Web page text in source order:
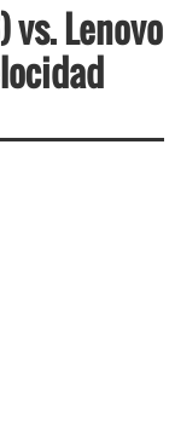
vs. Lenovo